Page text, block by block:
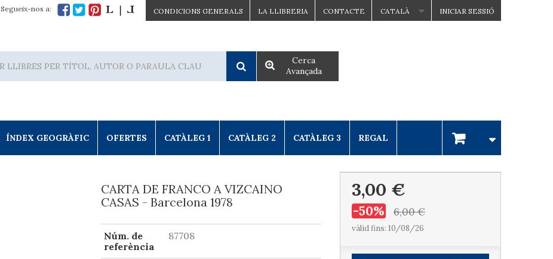
INICIAR SESSIÓ
CATALÀ
CONTACTE
LA LLIBRERIA
CONDICIONS GENERALS
Segueix-nos a:
Cerca
Avançada
ÍNDEX GEOGRÀFIC OFERTES CATÀLEG 1 CATÀLEG 2 CATÀLEG 3 REGAL
CARTA DE FRANCO A VIZCAINO
CASAS - Barcelona 1978
Núm. de
referència
87708
3,00 €
-50% 6,00 €
vàlid fins: 10/08/26